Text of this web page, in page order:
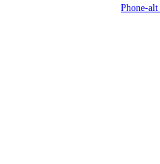
Phone-alt